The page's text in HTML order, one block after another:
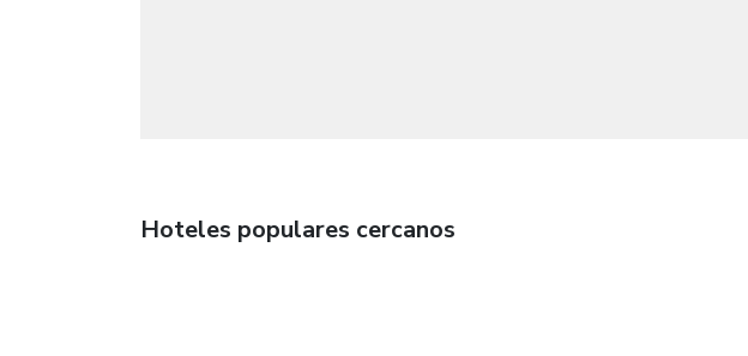
Hoteles populares cercanos